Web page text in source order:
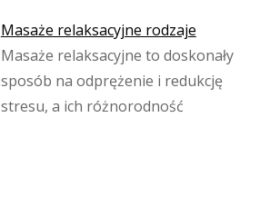
Masaże relaksacyjne rodzaje
Masaże relaksacyjne to doskonały
sposób na odprężenie i redukcję
stresu, a ich różnorodność